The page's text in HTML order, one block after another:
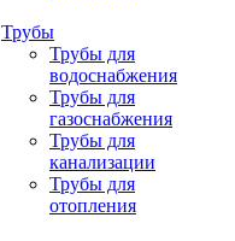
Трубы
Трубы для
водоснабжения
Трубы для
газоснабжения
Трубы для
канализации
Трубы для
отопления